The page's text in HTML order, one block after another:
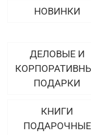
НОВИНКИ
ДЕЛОВЫЕ И
ПОДАРКИ
КНИГИ
ПОДАРОЧНЫЕ